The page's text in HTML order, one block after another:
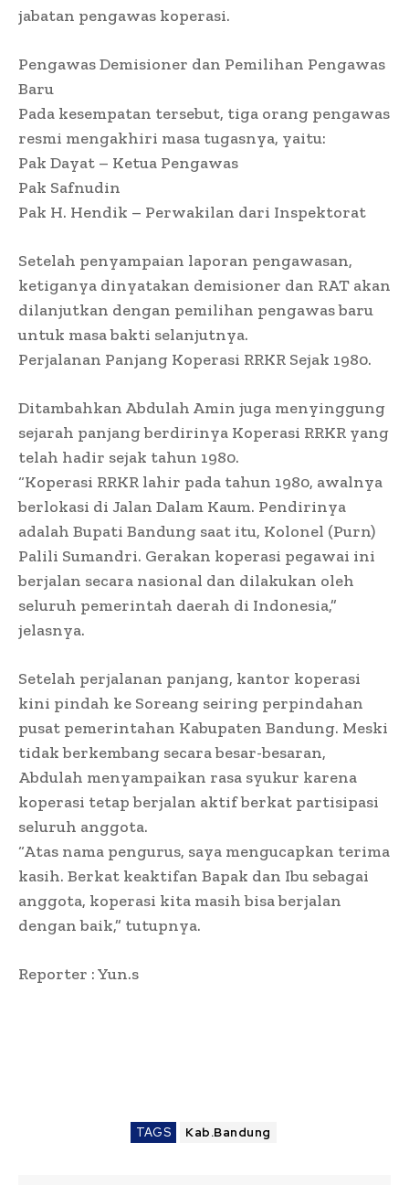
jabatan pengawas koperasi.
Pengawas Demisioner dan Pemilihan Pengawas
Baru
Pada kesempatan tersebut, tiga orang pengawas
resmi mengakhiri masa tugasnya, yaitu:
Pak Dayat – Ketua Pengawas
Pak Safnudin
Pak H. Hendik – Perwakilan dari Inspektorat
Setelah penyampaian laporan pengawasan,
ketiganya dinyatakan demisioner dan RAT akan
dilanjutkan dengan pemilihan pengawas baru
untuk masa bakti selanjutnya.
Perjalanan Panjang Koperasi RRKR Sejak 1980.
Ditambahkan Abdulah Amin juga menyinggung
sejarah panjang berdirinya Koperasi RRKR yang
telah hadir sejak tahun 1980.
“Koperasi RRKR lahir pada tahun 1980, awalnya
berlokasi di Jalan Dalam Kaum. Pendirinya
adalah Bupati Bandung saat itu, Kolonel (Purn)
Palili Sumandri. Gerakan koperasi pegawai ini
berjalan secara nasional dan dilakukan oleh
seluruh pemerintah daerah di Indonesia,”
jelasnya.
Setelah perjalanan panjang, kantor koperasi
kini pindah ke Soreang seiring perpindahan
pusat pemerintahan Kabupaten Bandung. Meski
tidak berkembang secara besar-besaran,
Abdulah menyampaikan rasa syukur karena
koperasi tetap berjalan aktif berkat partisipasi
seluruh anggota.
“Atas nama pengurus, saya mengucapkan terima
kasih. Berkat keaktifan Bapak dan Ibu sebagai
anggota, koperasi kita masih bisa berjalan
dengan baik,” tutupnya.
Reporter : Yun.s
TAGS Kab.Bandung